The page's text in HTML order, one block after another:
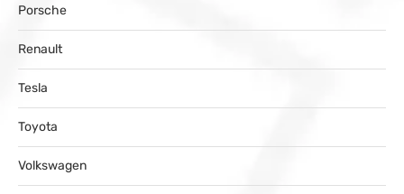
Porsche
Renault
Tesla
Toyota
Volkswagen